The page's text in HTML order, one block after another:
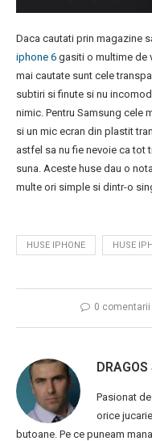
Daca cautati prin magazine
iphone 6 gasiti o multime de
mai cautate sunt cele
subtiri si finute si nu
nimic. Pentru Samsung cele
si un mic ecran din plastit
astfel sa nu fie nevoie ca tot
suna. Aceste huse dau o
multe ori simple si dintr-o
HUSE IPHONE HUSE
0 comentarii
DRAGOS
Pasionat
orice
butoane. Pe ce puneam